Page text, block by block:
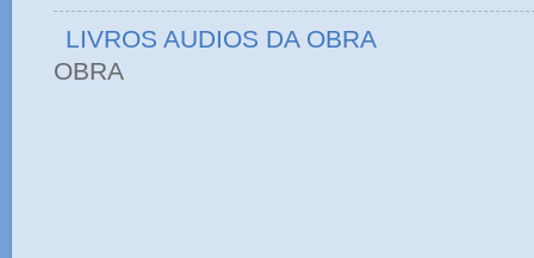
LIVROS AUDIOS DA OBRA
OBRA